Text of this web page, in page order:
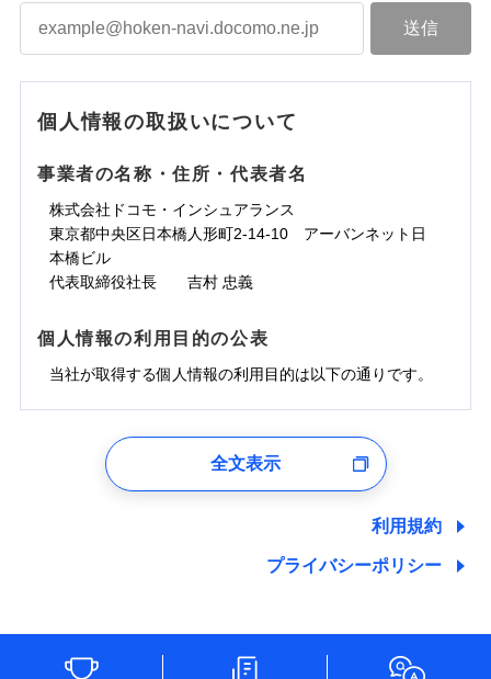
個人情報の取扱いについて
事業者の名称・住所・代表者名
株式会社ドコモ・インシュアランス
東京都中央区日本橋人形町2-14-10 アーバンネット日
本橋ビル
代表取締役社長 吉村 忠義
個人情報の利用目的の公表
当社が取得する個人情報の利用目的は以下の通りです。
ユーザー登録受付および、管理のため
しくは委託を受けている保険会社・提携会社の保険その他に
た維持管理等の委託業務遂行のため、またそれらに付帯、関
各種セミナーの開催のため
全文表示
利用規約
プライバシーポリシー